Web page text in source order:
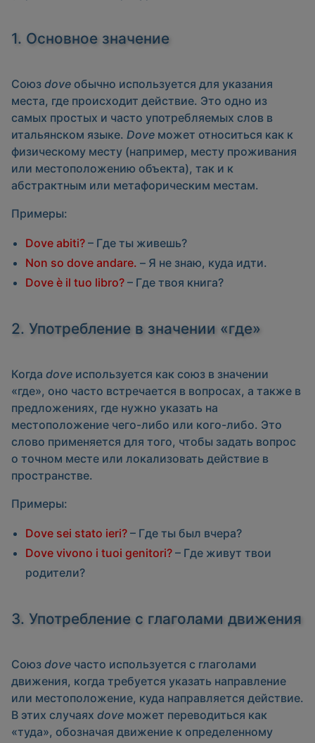
1. Основное значение
Союз dove обычно используется для указания
места, где происходит действие. Это одно из
самых простых и часто употребляемых слов в
итальянском языке. Dove может относиться как к
физическому месту (например, месту проживания
или местоположению объекта), так и к
абстрактным или метафорическим местам.
Примеры:
Dove abiti? – Где ты живешь?
Non so dove andare. – Я не знаю, куда идти.
Dove è il tuo libro? – Где твоя книга?
2. Употребление в значении «где»
Когда dove используется как союз в значении
«где», оно часто встречается в вопросах, а также в
предложениях, где нужно указать на
местоположение чего-либо или кого-либо. Это
слово применяется для того, чтобы задать вопрос
о точном месте или локализовать действие в
пространстве.
Примеры:
Dove sei stato ieri? – Где ты был вчера?
Dove vivono i tuoi genitori? – Где живут твои
родители?
3. Употребление с глаголами движения
Союз dove часто используется с глаголами
движения, когда требуется указать направление
или местоположение, куда направляется действие.
В этих случаях dove может переводиться как
«туда», обозначая движение к определенному